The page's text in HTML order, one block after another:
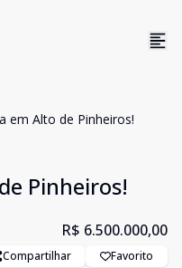
em Alto de Pinheiros!
Pinheiros!
R$ 6.500.000,00
Compartilhar Favorito